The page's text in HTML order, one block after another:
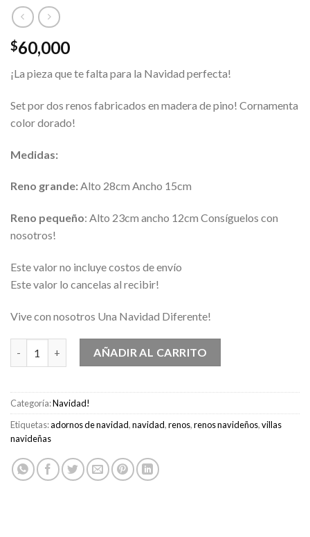
$60,000
¡La pieza que te falta para la Navidad perfecta!
Set por dos renos fabricados en madera de pino! Cornamenta
color dorado!
Medidas:
Reno grande:Alto 28cm Ancho 15cm
Reno pequeño: Alto 23cm ancho 12cm Consíguelos con
nosotros!
Este valor no incluye costos de envío
Este valor lo cancelas al recibir!
Vive con nosotros Una Navidad Diferente!
Renos Navideños cantidadAÑADIR AL CARRITO
Categoría:Navidad!
Etiquetas:adornos de navidad,navidad,renos,renos navideños,villas
navideñas